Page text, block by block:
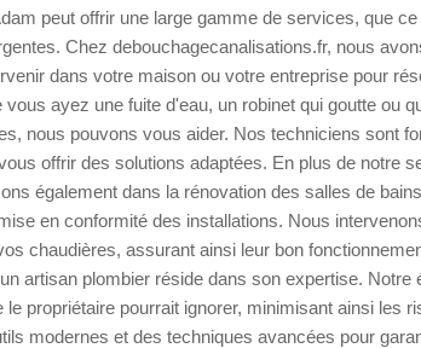
peut offrir une large gamme de services, que
Chez debouchagecanalisations.fr, nous
dans votre maison ou votre entreprise pour
ayez une fuite d'eau, un robinet qui goutte ou
nous pouvons vous aider. Nos techniciens sont
offrir des solutions adaptées. En plus de notre
également dans la rénovation des salles de
en conformité des installations. Nous
chaudières, assurant ainsi leur bon
artisan plombier réside dans son expertise. Notre
propriétaire pourrait ignorer, minimisant ainsi les
modernes et des techniques avancées pour